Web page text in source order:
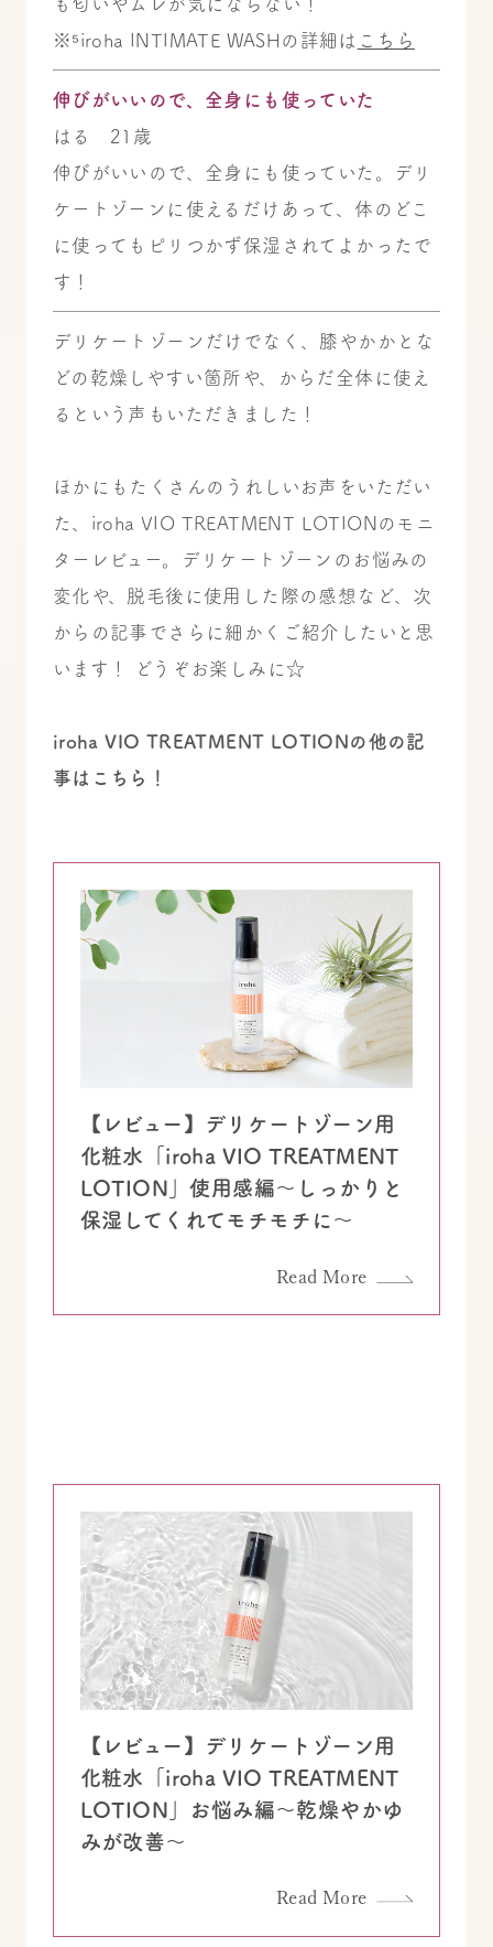
も匂いやムレが気にならない！
※⁵iroha INTIMATE WASHの詳細は こちら
伸びがいいので、全身にも使っていた
はる 21歳
伸びがいいので、全身にも使っていた。デリ
ケートゾーンに使えるだけあって、体のどこ
に使ってもピリつかず保湿されてよかったで
す！
デリケートゾーンだけでなく、膝やかかとな
どの乾燥しやすい箇所や、からだ全体に使え
るという声もいただきました！
ほかにもたくさんのうれしいお声をいただい
た、iroha VIO TREATMENT LOTIONのモニ
ターレビュー。デリケートゾーンのお悩みの
変化や、脱毛後に使用した際の感想など、次
からの記事でさらに細かくご紹介したいと思
います！ どうぞお楽しみに☆
iroha VIO TREATMENT LOTIONの他の記
事はこちら！
【レビュー】デリケートゾーン用
化粧水「iroha VIO TREATMENT
LOTION」使用感編～しっかりと
保湿してくれてモチモチに～
Read More
【レビュー】デリケートゾーン用
化粧水「iroha VIO TREATMENT
LOTION」お悩み編～乾燥やかゆ
みが改善～
Read More